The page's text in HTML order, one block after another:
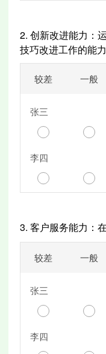
2. 创新改进能力：
技巧改进工作的能力
较差 一般
张三
李四
3. 客户服务能力：
较差 一般
张三
李四